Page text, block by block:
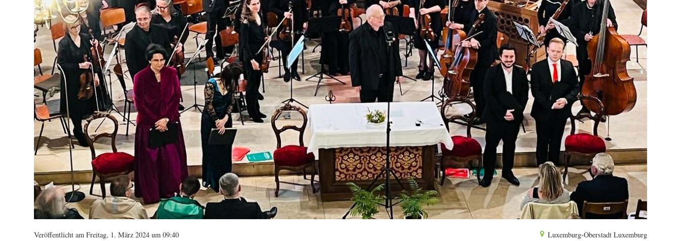
Veröffentlicht am Freitag, 1. März 2024 um 09:40 Luxemburg-Oberstadt Luxemburg